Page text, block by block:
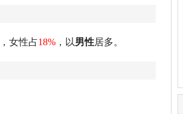
，女性占18% ，以男性居多。